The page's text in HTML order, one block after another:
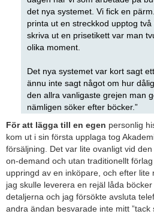
det nya systemet. Vi fick en
printa ut en streckkod upptog
skriva ut en prisetikett var man
olika moment.
Det nya systemet var kort sagt
ännu inte sagt något om hur
den allra vanligaste grejen man
nämligen söker efter böcker.”
För att lägga till en egen personlig
kom ut i sin första upplaga tog
försäljning. Det var lite ovanligt vid
on-demand och utan traditionellt
uppringd av en inköpare, och efter
jag skulle leverera en rejäl låda
detaljerna och jag försökte avsluta
andra ändan besvarade inte mitt ”tack